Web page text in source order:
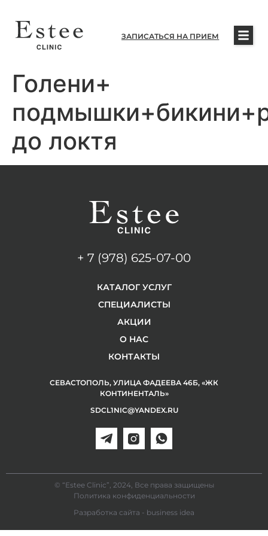
ЗАПИСАТЬСЯ НА ПРИЕМ
Голени+
до локтя
КАТАЛОГ УСЛУГ
СПЕЦИАЛИСТЫ
АКЦИИ
О НАС
КОНТАКТЫ
+ 7 (978) 625-07-00
СЕВАСТОПОЛЬ, УЛИЦА ФАДЕЕВА 46Б, «ЖК
КОНТИНЕНТАЛЬ»
SDCL1NIC@YANDEX.RU
© “Estee Clinic”, 2024, Все права защищены
Политика конфиденциальности
Разработка сайта - business idea